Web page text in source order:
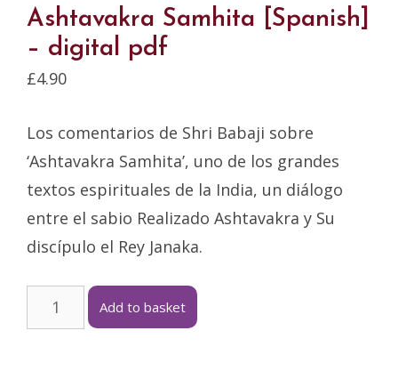
Ashtavakra Samhita [Spanish]
– digital pdf
£4.90
Los comentarios de Shri Babaji sobre
‘Ashtavakra Samhita’, uno de los grandes
textos espirituales de la India, un diálogo
entre el sabio Realizado Ashtavakra y Su
discípulo el Rey Janaka.
Add to basket